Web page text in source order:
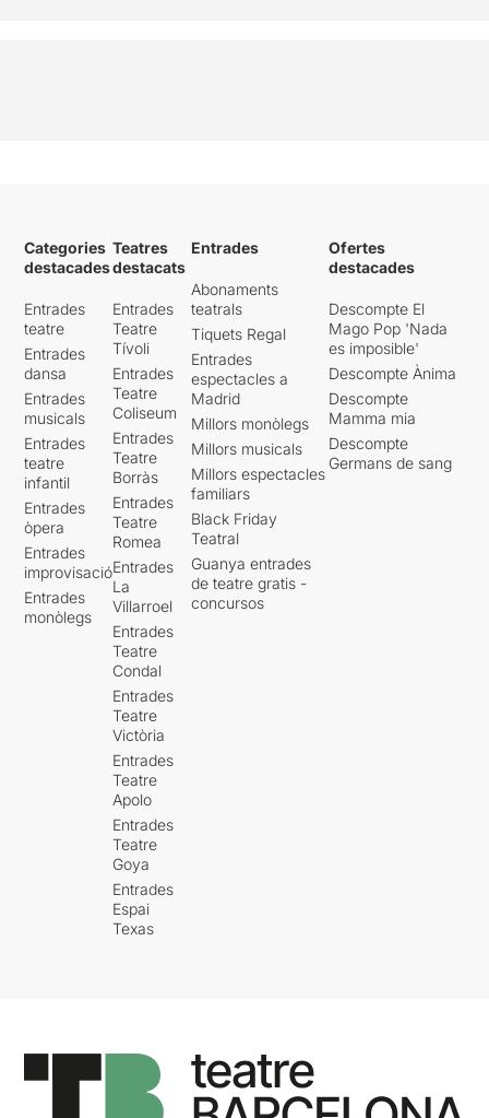
Categories
destacades
Entrades
teatre
Entrades
dansa
Entrades
musicals
Entrades
teatre
infantil
Entrades
òpera
Entrades
improvisació
Entrades
monòlegs
Teatres
destacats
Entrades
Teatre
Tívoli
Entrades
Teatre
Coliseum
Entrades
Teatre
Borràs
Entrades
Teatre
Romea
Entrades
La
Villarroel
Entrades
Teatre
Condal
Entrades
Teatre
Victòria
Entrades
Teatre
Apolo
Entrades
Teatre
Goya
Entrades
Espai
Texas
Entrades
Abonaments
teatrals
Tiquets Regal
Entrades
espectacles a
Madrid
Millors monòlegs
Millors musicals
Millors espectacles
familiars
Black Friday
Teatral
Guanya entrades
de teatre gratis -
concursos
Ofertes
destacades
Descompte El
Mago Pop 'Nada
es imposible'
Descompte Ànima
Descompte
Mamma mia
Descompte
Germans de sang